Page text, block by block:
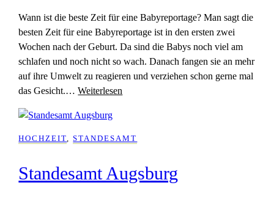
Wann ist die beste Zeit für eine Babyreportage? Man sagt die
besten Zeit für eine Babyreportage ist in den ersten zwei
Wochen nach der Geburt. Da sind die Babys noch viel am
schlafen und noch nicht so wach. Danach fangen sie an mehr
auf ihre Umwelt zu reagieren und verziehen schon gerne mal
das Gesicht.…Weiterlesen
HOCHZEIT , STANDESAMT
Standesamt Augsburg